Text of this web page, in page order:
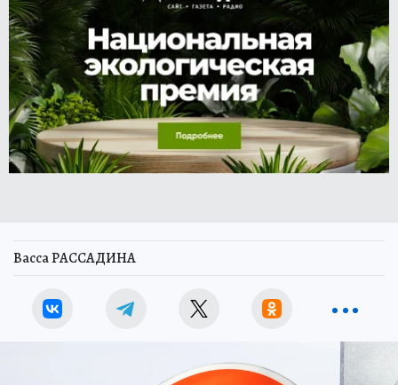
Васса РАССАДИНА